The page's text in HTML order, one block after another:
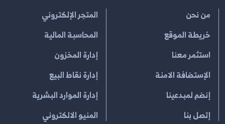
من نحن
خريطة الموقع
استثمر معنا
الإستضافة الامنة
إنضم لمبدعينا
إتصل بنا
المتجر الإلكتروني
المحاسبة المالية
إدارة المخزون
إدارة نقاط البيع
إدارة الموارد البشرية
المنيو الالكتروني